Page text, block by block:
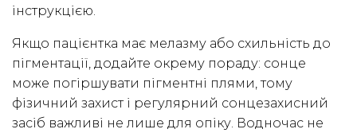
інструкцією.
Якщо пацієнтка має мелазму або схильність до
пігментації, додайте окрему пораду: сонце
може погіршувати пігментні плями, тому
фізичний захист і регулярний сонцезахисний
засіб важливі не лише для опіку. Водночас не